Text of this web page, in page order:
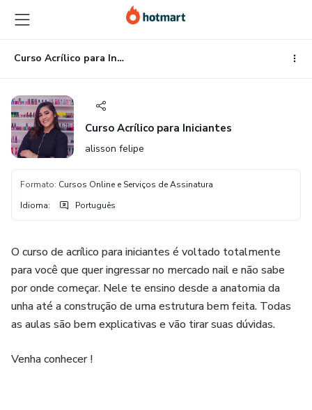
para
o
conteúdo
principal
para
o
pagamento
para
o
rodapé
Curso Acrílico para Iniciantes
Curso Acrílico para Iniciantes
alisson felipe
Formato: Cursos Online e Serviços de Assinatura
Idioma: Português
O curso de acrílico para iniciantes é voltado totalmente
para você que quer ingressar no mercado nail e não sabe
por onde começar. Nele te ensino desde a anatomia da
unha até a construção de uma estrutura bem feita. Todas
as aulas são bem explicativas e vão tirar suas dúvidas.
Venha conhecer !